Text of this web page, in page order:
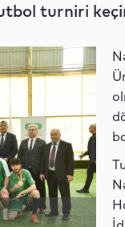
Turizm
Hadisə
Diaspor
turniri